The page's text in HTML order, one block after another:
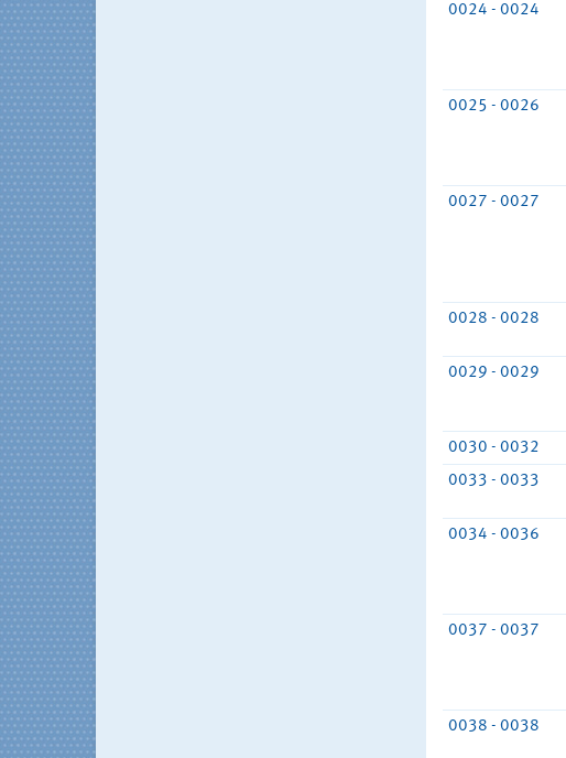
0024 - 0024
0025 - 0026
0027 - 0027
0028 - 0028
0029 - 0029
0030 - 0032
0033 - 0033
0034 - 0036
0037 - 0037
0038 - 0038